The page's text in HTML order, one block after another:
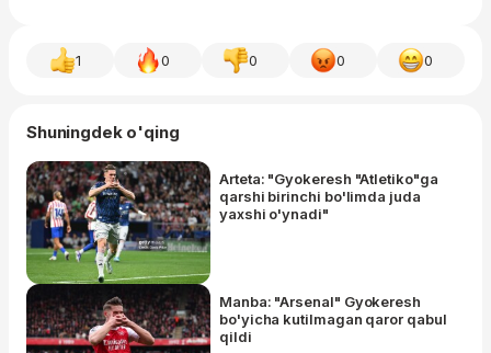
1 0 0 0 0
Shuningdek o'qing
Arteta: "Gyokeresh "Atletiko"ga
qarshi birinchi bo'limda juda
yaxshi o'ynadi"
Manba: "Arsenal" Gyokeresh
bo'yicha kutilmagan qaror qabul
qildi